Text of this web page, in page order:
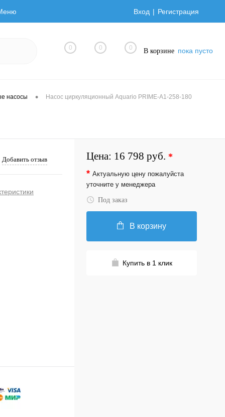
Вход Регистрация
0 0 0 В корзине пока пусто
насосы • Насос циркуляционный Aquario PRIME-A1-258-180
Добавить отзыв Цена: 16 798 руб. *
* Актуальную цену пожалуйста
уточните у менеджера
Под заказ
В корзину
Купить в 1 клик